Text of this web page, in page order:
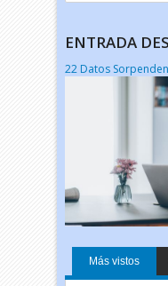
ENTRADA
22 Datos
Más vistos